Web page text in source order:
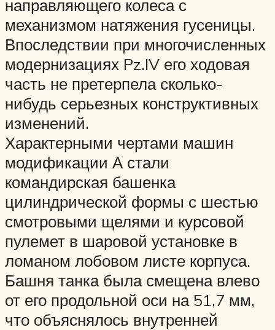
направляющего колеса с
механизмом натяжения гусеницы.
Впоследствии при многочисленных
модернизациях Pz.IV его ходовая
часть не претерпела сколько-
нибудь серьезных конструктивных
изменений.
Характерными чертами машин
модификации А стали
командирская башенка
цилиндрической формы с шестью
смотровыми щелями и курсовой
пулемет в шаровой установке в
ломаном лобовом листе корпуса.
Башня танка была смещена влево
от его продольной оси на 51,7 мм,
что объяснялось внутренней